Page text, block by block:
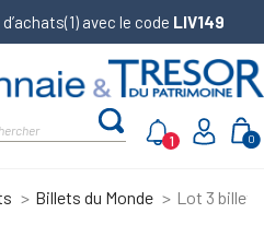
avec le code LIV149
0
1
Billets du Monde Lot 3